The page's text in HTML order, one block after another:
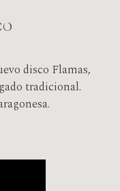
disco Flamas,
tradicional.